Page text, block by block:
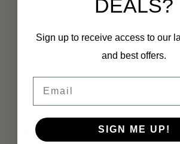
Kreukvrij en sneldrogend
Perfect voor casual en zakelijke
Onderhoudsvriendelijk
Moderne elegante uitstraling
Specificaties
DEALS?
Sign up to receive access to our
and best offers.
SIGN ME UP!